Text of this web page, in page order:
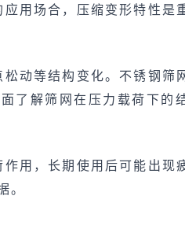
用场合，压缩变形特性是
动等结构变化。不锈钢筛
了解筛网在压力载荷下的
用，长期使用后可能出现